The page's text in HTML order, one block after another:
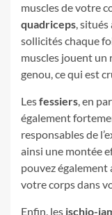
muscles de votre
quadriceps, situés
sollicités chaque
muscles jouent un
genou, ce qui est
Lesfessiers, en
également
responsables de
ainsi une montée
pouvez
votre corps dans
Enfin, les ischio-